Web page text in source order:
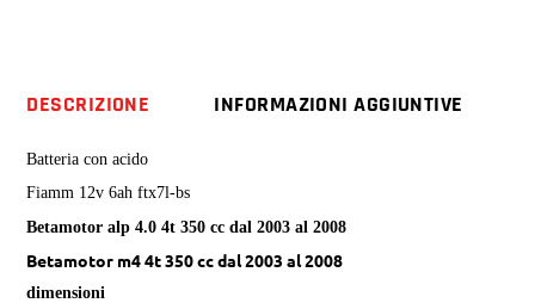
4t
quantity
DESCRIZIONE INFORMAZIONI AGGIUNTIVE
Batteria con acido
Fiamm 12v 6ah ftx7l-bs
Betamotor alp 4.0 4t 350 cc dal 2003 al 2008
Betamotor m4 4t 350 cc dal 2003 al 2008
dimensioni